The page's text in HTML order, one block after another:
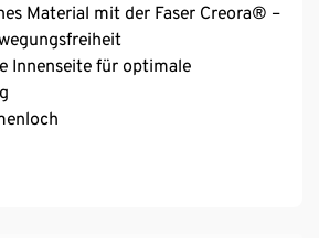
Material mit der Faser Creora® –
Innenseite für optimale
Reißverschluss